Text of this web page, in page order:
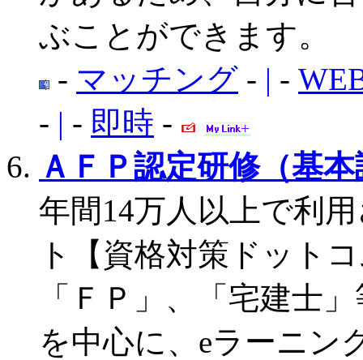
ぶことができます。
- マッチング - | -
- | - 即時 -
ＡＦＰ認定研修（基
年間14万人以上で利
ト【資格対策ドット
「ＦＰ」、「宅建士
を中心に、eラーニン